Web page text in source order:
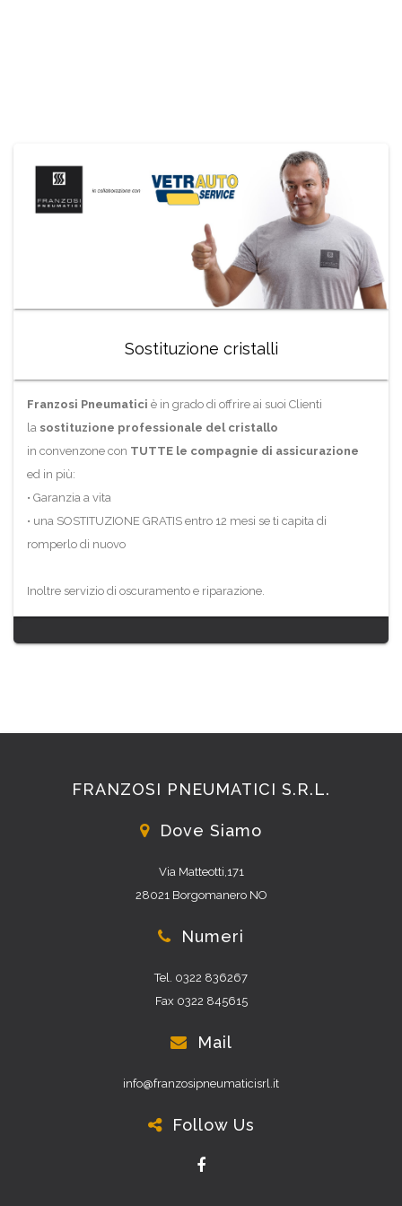
Sostituzione cristalli
Franzosi Pneumatici è in grado di offrire ai suoi Clienti
la sostituzione professionale del cristallo
in convenzone con TUTTE le compagnie di assicurazione
ed in più:
• Garanzia a vita
• una SOSTITUZIONE GRATIS entro 12 mesi se ti capita di
romperlo di nuovo
Inoltre servizio di oscuramento e riparazione.
FRANZOSI PNEUMATICI S.R.L.
Dove Siamo
Via Matteotti,171
28021 Borgomanero NO
Numeri
Tel. 0322 836267
Fax 0322 845615
Mail
info@franzosipneumaticisrl.it
Follow Us